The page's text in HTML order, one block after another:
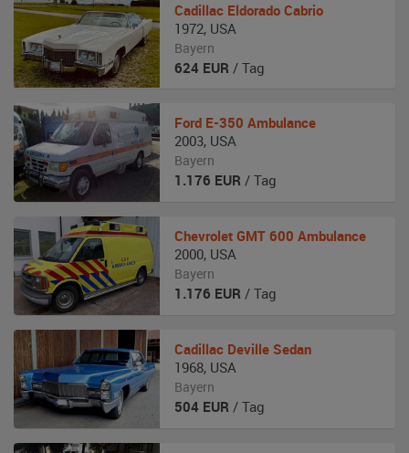
Cadillac Eldorado Cabrio
1972, USA
Bayern
624 EUR / Tag
Ford E-350 Ambulance
2003, USA
Bayern
1.176 EUR / Tag
Chevrolet GMT 600 Ambulance
2000, USA
Bayern
1.176 EUR / Tag
Cadillac Deville Sedan
1968, USA
Bayern
504 EUR / Tag